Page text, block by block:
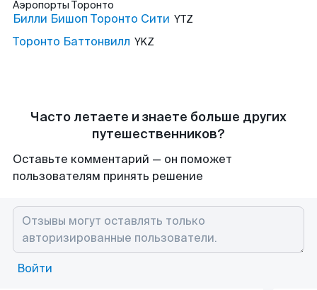
Аэропорты Торонто
Билли Бишоп Торонто Сити YTZ
Торонто Баттонвилл YKZ
Часто летаете и знаете больше других
путешественников?
Оставьте комментарий — он поможет
пользователям принять решение
Войти